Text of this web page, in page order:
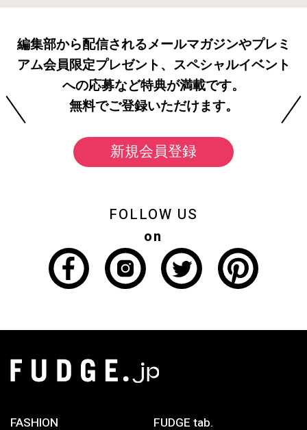
編集部から配信されるメールマガジンやプレミ
アム会員限定プレゼント、スペシャルイベント
への応募など特典が満載です。
無料でご登録いただけます。
新規会員登録
FOLLOW US
on
FASHION FUDGE tab.